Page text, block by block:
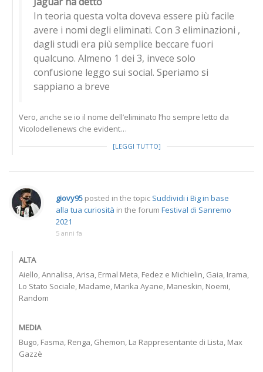
In teoria questa volta doveva essere più facile
avere i nomi degli eliminati. Con 3 eliminazioni ,
dagli studi era più semplice beccare fuori
qualcuno. Almeno 1 dei 3, invece solo
confusione leggo sui social. Speriamo si
sappiano a breve
Vero, anche se io il nome dell’eliminato l’ho sempre letto da
Vicolodellenews che evident…
[LEGGI TUTTO]
giovy95 posted in the topic Suddividi i Big in base
alla tua curiosità in the forum Festival di Sanremo
2021
5 anni fa
ALTA
Aiello, Annalisa, Arisa, Ermal Meta, Fedez e Michielin, Gaia, Irama,
Lo Stato Sociale, Madame, Marika Ayane, Maneskin, Noemi,
Random
MEDIA
Bugo, Fasma, Renga, Ghemon, La Rappresentante di Lista, Max
Gazzè